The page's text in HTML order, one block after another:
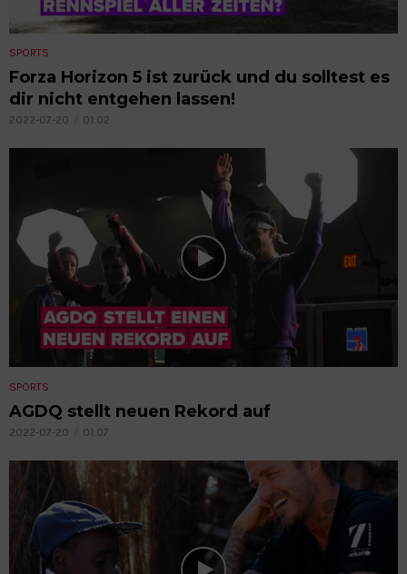
SPORTS
Forza Horizon 5 ist zurück und du solltest es
dir nicht entgehen lassen!
2022-07-20 01:02
SPORTS
AGDQ stellt neuen Rekord auf
2022-07-20 01:07